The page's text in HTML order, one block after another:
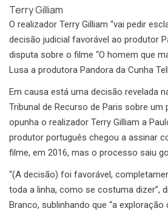
Terry Gilliam
O realizador Terry Gilliam “vai pedir
decisão judicial favorável ao produtor
disputa sobre o filme “O homem que
Lusa a produtora Pandora da Cunha
Em causa está uma decisão revelada
Tribunal de Recurso de Paris sobre um
opunha o realizador Terry Gilliam a
produtor português chegou a assinar
filme, em 2016, mas o processo saiu
“(A decisão) foi favorável,
toda a linha, como se costuma dizer”,
Branco, sublinhando que “a